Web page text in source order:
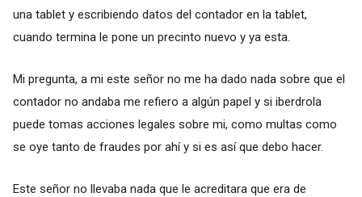
una tablet y escribiendo datos del contador en la tablet,
cuando termina le pone un precinto nuevo y ya esta.
Mi pregunta, a mi este señor no me ha dado nada sobre que el
contador no andaba me refiero a algún papel y si iberdrola
puede tomas acciones legales sobre mi, como multas como
se oye tanto de fraudes por ahí y si es así que debo hacer.
Este señor no llevaba nada que le acreditara que era de